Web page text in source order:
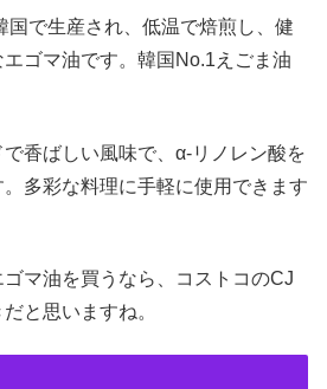
国で生産され、低温で焙煎し、健
ゴマ油です。韓国No.1えごま油
香ばしい風味で、α-リノレン酸を
多彩な料理に手軽に使用できます
マ油を買うなら、コストコのCJ
と思いますね。